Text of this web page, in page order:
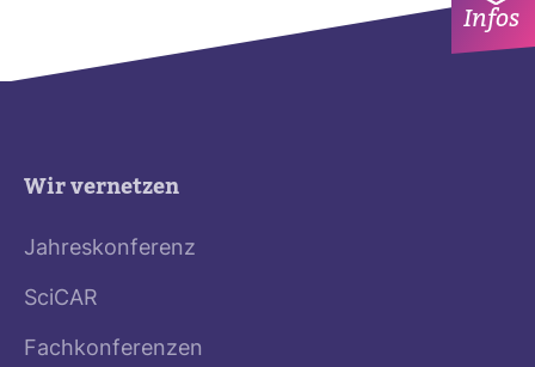
Infos
Wir vernetzen
Jahreskonferenz
SciCAR
Fachkonferenzen